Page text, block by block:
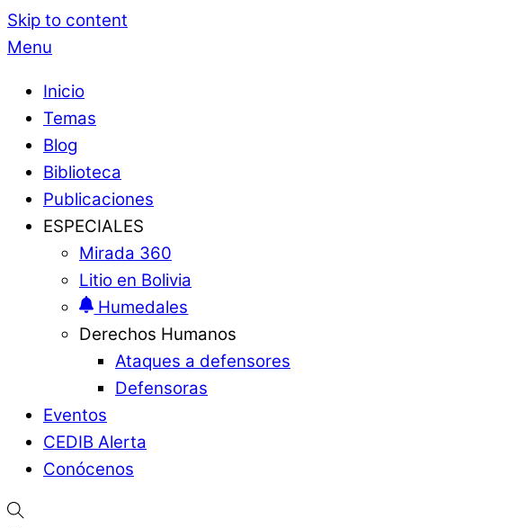
Skip to content
Menu
Inicio
Temas
Blog
Biblioteca
Publicaciones
ESPECIALES
Mirada 360
Litio en Bolivia
Humedales
Derechos Humanos
Ataques a defensores
Defensoras
Eventos
CEDIB Alerta
Conócenos